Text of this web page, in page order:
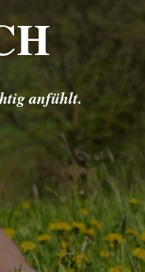
anfühlt.